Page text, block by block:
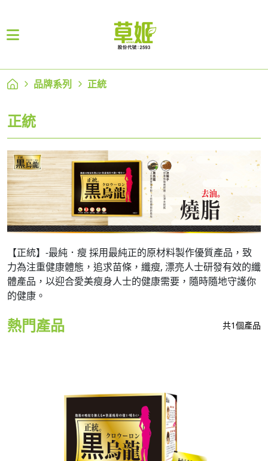
品牌系列 正統
正統
【正統】-最純．瘦 採用最純正的原材料製作優質產品，致
力為注重健康體態，追求苗條，纖瘦, 漂亮人士研發有效的纖
體產品，以迎合愛美瘦身人士的健康需要，隨時隨地守護你
的健康。
熱門產品 共1個產品